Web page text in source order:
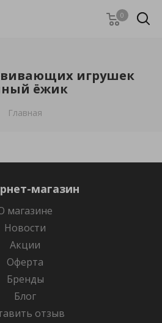
0
игрушек
ёжик
Главная
магазин
магазине
Новости
Акции
Оферта
Бренды
Блог
отзыв